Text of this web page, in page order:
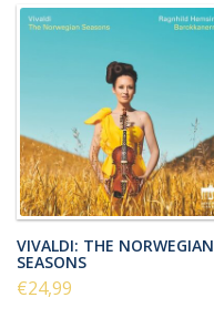
VIVALDI: THE NORWEGIAN
SEASONS
€24,99